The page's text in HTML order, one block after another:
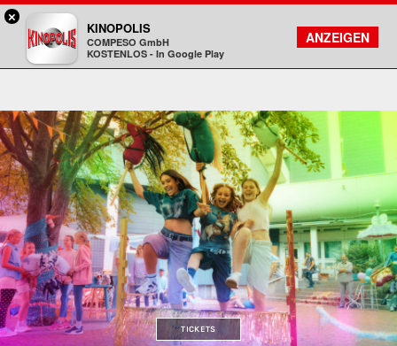
Kinopolis
FILMSUCHE
KONTO
TICKETS
×
KINOPOLIS
COMPESO GmbH
KOSTENLOS - In Google Play
ANZEIGEN